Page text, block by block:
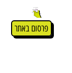
פרסום באתר